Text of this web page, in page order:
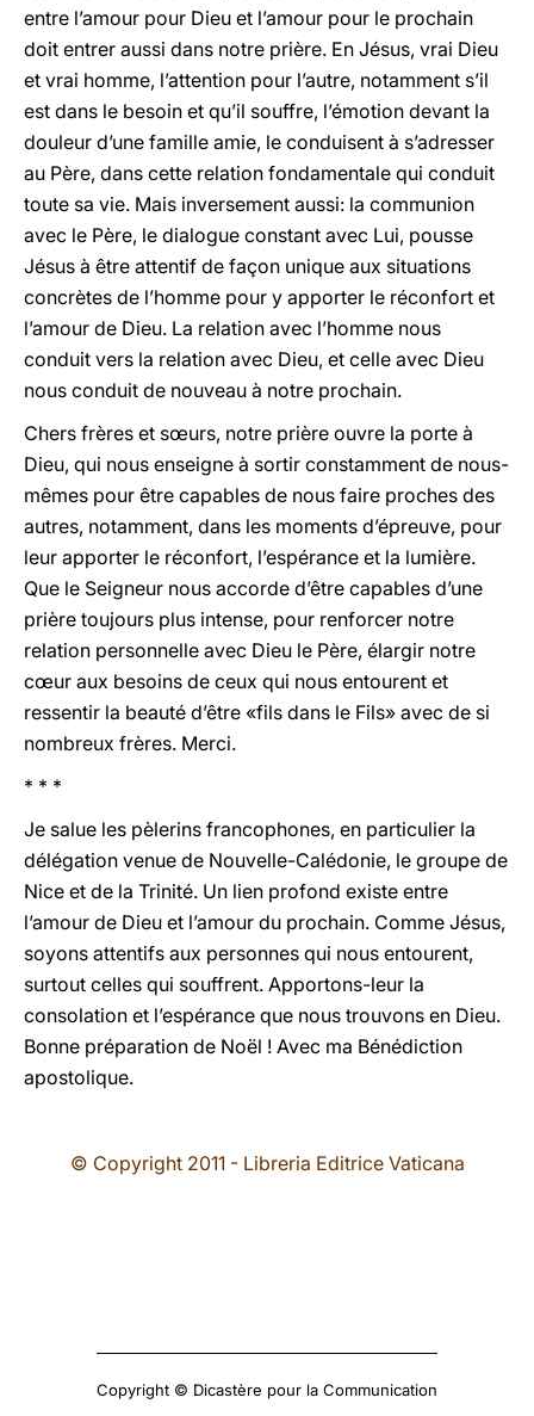
entre l’amour pour Dieu et l’amour pour le prochain
doit entrer aussi dans notre prière. En Jésus, vrai Dieu
et vrai homme, l’attention pour l’autre, notamment s’il
est dans le besoin et qu’il souffre, l’émotion devant la
douleur d’une famille amie, le conduisent à s’adresser
au Père, dans cette relation fondamentale qui conduit
toute sa vie. Mais inversement aussi: la communion
avec le Père, le dialogue constant avec Lui, pousse
Jésus à être attentif de façon unique aux situations
concrètes de l’homme pour y apporter le réconfort et
l’amour de Dieu. La relation avec l’homme nous
conduit vers la relation avec Dieu, et celle avec Dieu
nous conduit de nouveau à notre prochain.
Chers frères et sœurs, notre prière ouvre la porte à
Dieu, qui nous enseigne à sortir constamment de nous-
mêmes pour être capables de nous faire proches des
autres, notamment, dans les moments d’épreuve, pour
leur apporter le réconfort, l’espérance et la lumière.
Que le Seigneur nous accorde d’être capables d’une
prière toujours plus intense, pour renforcer notre
relation personnelle avec Dieu le Père, élargir notre
cœur aux besoins de ceux qui nous entourent et
ressentir la beauté d’être «fils dans le Fils» avec de si
nombreux frères. Merci.
* * *
Je salue les pèlerins francophones, en particulier la
délégation venue de Nouvelle-Calédonie, le groupe de
Nice et de la Trinité. Un lien profond existe entre
l’amour de Dieu et l’amour du prochain. Comme Jésus,
soyons attentifs aux personnes qui nous entourent,
surtout celles qui souffrent. Apportons-leur la
consolation et l’espérance que nous trouvons en Dieu.
Bonne préparation de Noël ! Avec ma Bénédiction
apostolique.
© Copyright 2011 - Libreria Editrice Vaticana
Copyright © Dicastère pour la Communication